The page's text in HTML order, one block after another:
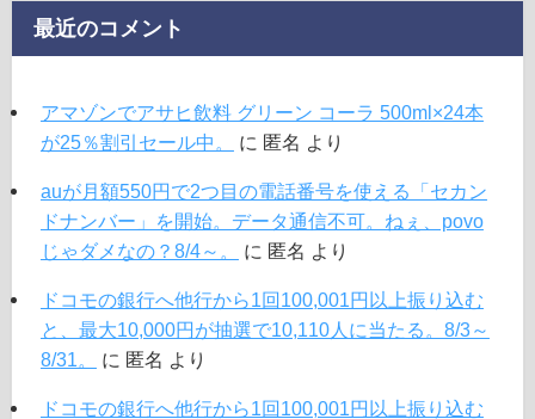
最近のコメント
アマゾンでアサヒ飲料 グリーン コーラ 500ml×24本
が25％割引セール中。
に 匿名 より
auが月額550円で2つ目の電話番号を使える「セカン
ドナンバー」を開始。データ通信不可。ねぇ、povo
じゃダメなの？8/4～。
に 匿名 より
ドコモの銀行へ他行から1回100,001円以上振り込む
と、最大10,000円が抽選で10,110人に当たる。8/3～
8/31。
に 匿名 より
ドコモの銀行へ他行から1回100,001円以上振り込む